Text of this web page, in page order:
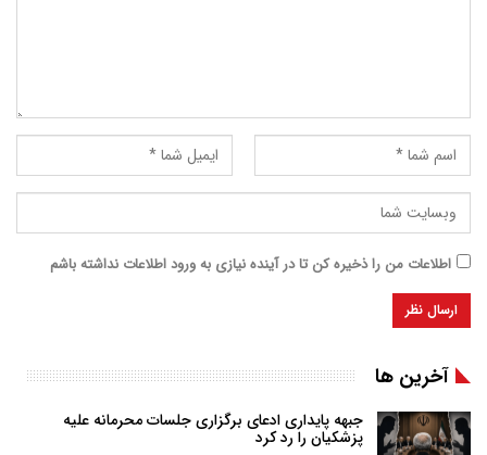
اطلاعات من را ذخیره کن تا در آینده نیازی به ورود اطلاعات نداشته باشم
آخرین ها
جبهه پایداری ادعای برگزاری جلسات محرمانه علیه
پزشکیان را رد کرد